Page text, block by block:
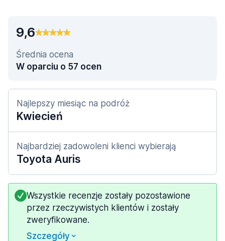
9,6
Średnia ocena
W oparciu o 57 ocen
Najlepszy miesiąc na podróż
Kwiecień
Najbardziej zadowoleni klienci wybierają
Toyota Auris
Wszystkie recenzje zostały pozostawione
przez rzeczywistych klientów i zostały
zweryfikowane.
Szczegóły